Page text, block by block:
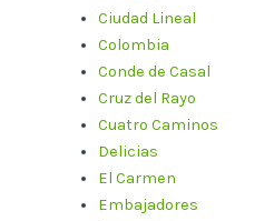
Ciudad Lineal
Colombia
Conde de Casal
Cruz del Rayo
Cuatro Caminos
Delicias
El Carmen
Embajadores